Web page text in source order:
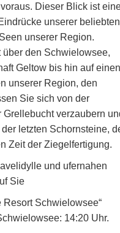
Dieser Blick ist
unserer beliebten
unserer Region.
den Schwielowsee,
Geltow bis hin auf einen
unserer Region, den
Sie sich von der
Grellebucht verzaubern
letzten Schornsteine,
Zeit der Ziegelfertigung.
und ufernahen
Sie
Resort Schwielowsee“
14:20 Uhr.